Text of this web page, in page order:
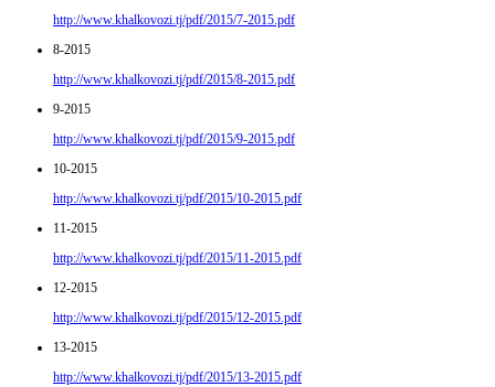
http://www.khalkovozi.tj/pdf/2015/7-2015.pdf
8-2015
http://www.khalkovozi.tj/pdf/2015/8-2015.pdf
9-2015
http://www.khalkovozi.tj/pdf/2015/9-2015.pdf
10-2015
http://www.khalkovozi.tj/pdf/2015/10-2015.pdf
11-2015
http://www.khalkovozi.tj/pdf/2015/11-2015.pdf
12-2015
http://www.khalkovozi.tj/pdf/2015/12-2015.pdf
13-2015
http://www.khalkovozi.tj/pdf/2015/13-2015.pdf